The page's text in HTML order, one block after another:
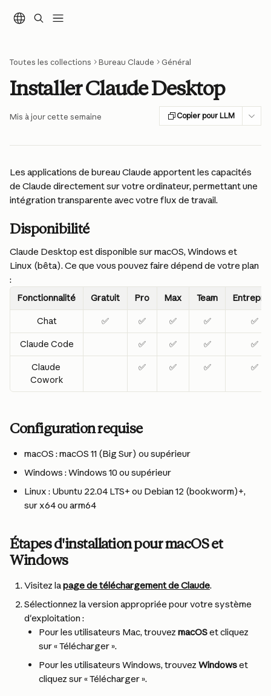
Toutes les collections Bureau Claude Général
Installer Claude Desktop
Mis à jour cette semaine Copier pour LLM
Les applications de bureau Claude apportent les capacités
de Claude directement sur votre ordinateur, permettant une
intégration transparente avec votre flux de travail.
Disponibilité
Claude Desktop est disponible sur macOS, Windows et
Linux (bêta). Ce que vous pouvez faire dépend de votre plan
:
Fonctionnalité Gratuit Pro Max Team
Chat ✅ ✅ ✅ ✅ ✅
Claude Code ✅ ✅ ✅ ✅
Claude
Cowork
✅ ✅ ✅ ✅
Configuration requise
macOS : macOS 11 (Big Sur) ou supérieur
Windows : Windows 10 ou supérieur
Linux : Ubuntu 22.04 LTS+ ou Debian 12 (bookworm)+,
sur x64 ou arm64
Étapes d'installation pour macOS et
Windows
Visitez la page de téléchargement de Claude.
Sélectionnez la version appropriée pour votre système
d'exploitation :
Pour les utilisateurs Mac, trouvez macOS et cliquez
sur « Télécharger ».
Pour les utilisateurs Windows, trouvez Windows et
cliquez sur « Télécharger ».